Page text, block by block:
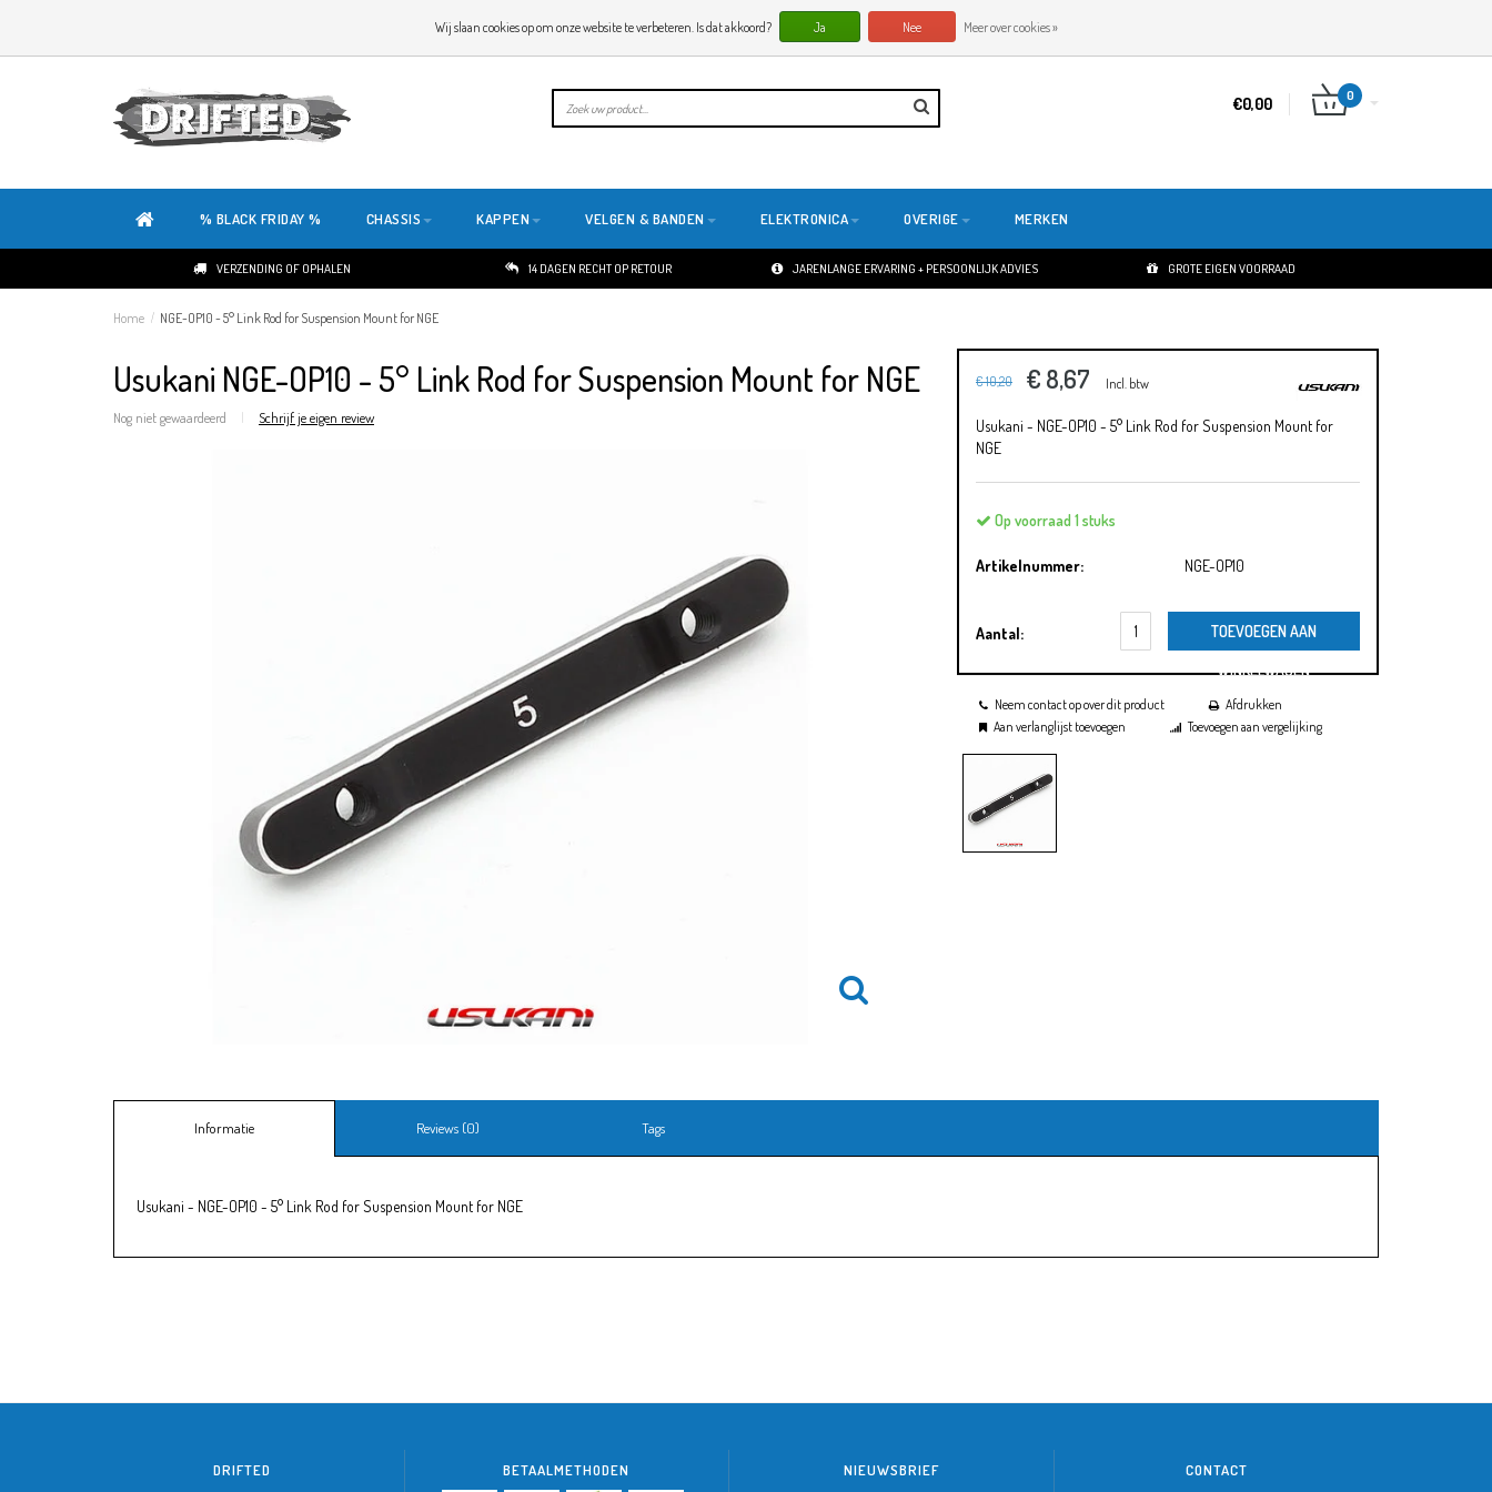
ONZE SITE IS HELEMAAL NIEUW. HEB JE TIPS OF FEEDBACK, KLIK HIER
€0,00 0
% BLACK FRIDAY % CHASSIS KAPPEN VELGEN & BANDEN ELEKTRONICA OVERIGE MERKEN
VERZENDING OF OPHALEN 14 DAGEN RECHT OP RETOUR JARENLANGE ERVARING + PERSOONLIJK ADVIES GROTE EIGEN VOORRAAD
Home / NGE-OP10 - 5° Link Rod for Suspension Mount for NGE
Usukani NGE-OP10 - 5° Link Rod for Suspension Mount for NGE
Nog niet gewaardeerd | Schrijf je eigen review
€ 10,20 € 8,67 Incl. btw
Usukani - NGE-OP10 - 5° Link Rod for Suspension Mount for
NGE
Op voorraad 1 stuks
Artikelnummer: NGE-OP10
Aantal: TOEVOEGEN AAN
WINKELWAGEN
Neem contact op over dit product
Afdrukken
Aan verlanglijst toevoegen
Toevoegen aan vergelijking
Informatie Reviews (0) Tags
Usukani - NGE-OP10 - 5° Link Rod for Suspension Mount for NGE
DRIFTED BETAALMETHODEN NIEUWSBRIEF CONTACT
Wij slaan cookies op om onze website te verbeteren. Is dat akkoord? Ja Nee Meer over cookies »